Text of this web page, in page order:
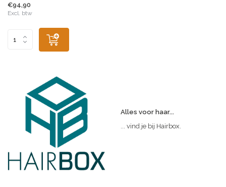
€94,90
Excl. btw
Alles voor haar...
... vind je bij Hairbox.